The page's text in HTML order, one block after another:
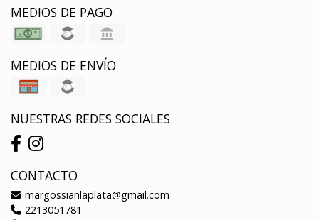
MEDIOS DE PAGO
MEDIOS DE ENVÍO
NUESTRAS REDES SOCIALES
CONTACTO
margossianlaplata@gmail.com
2213051781